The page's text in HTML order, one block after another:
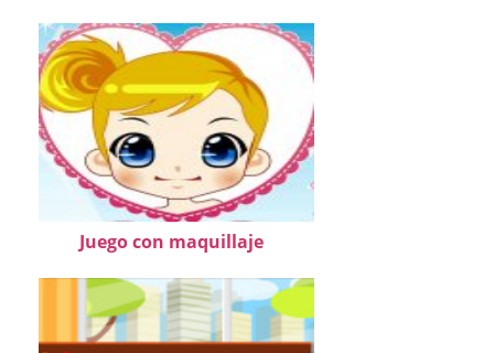
Juego con maquillaje